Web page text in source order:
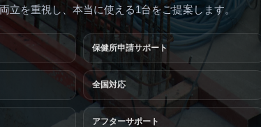
立を重視し、本当に使える1台をご提案します。
保健所申請サポート
全国対応
アフターサポート